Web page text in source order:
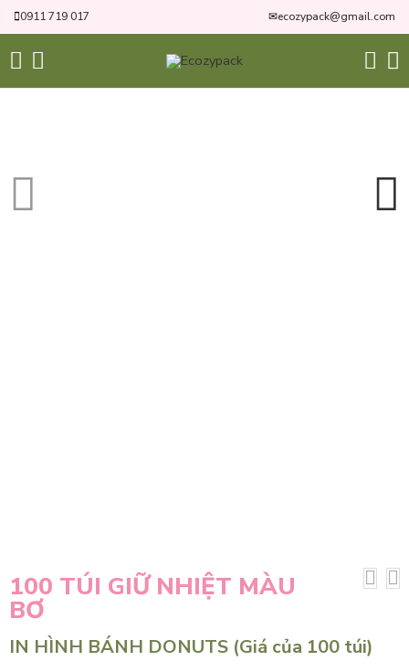
0911 719 017 ✉ecozypack@gmail.com
100 TÚI GIỮ NHIỆT MÀU
BƠ
IN HÌNH BÁNH DONUTS (Giá của 100 túi)